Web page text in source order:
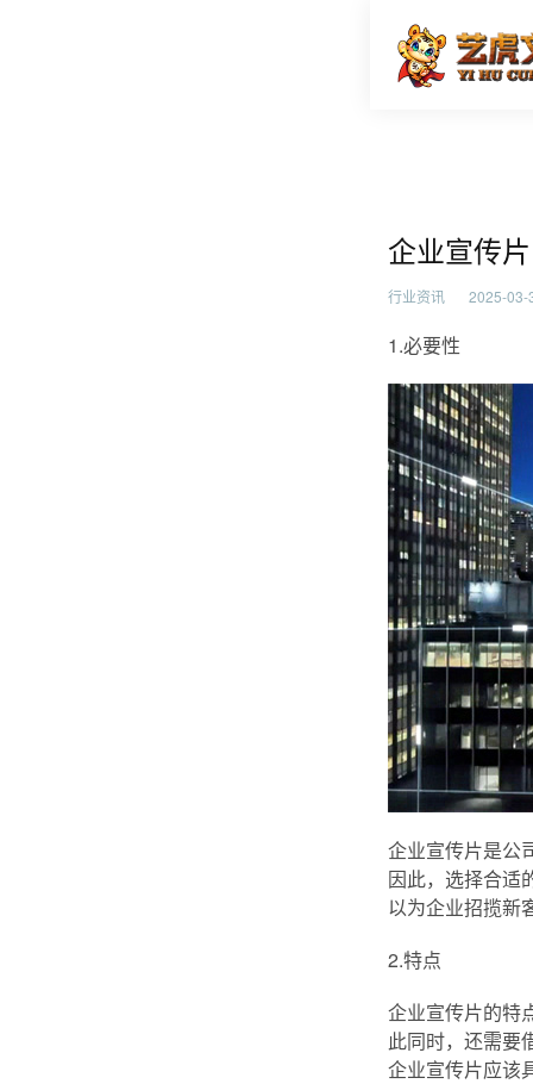
企业宣
企业宣传
行业资讯 2025-03-
1.必要性
企业宣传片是公
因此，选择合适
以为企业招揽新
2.特点
企业宣传片的特
此同时，还需要
企业宣传片应该